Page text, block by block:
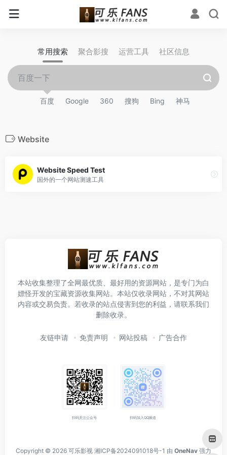
常用搜索 聚合影搜 运营工具 社区信息
百度 Google 360 搜狗 Bing 神马
Website
Website Speed Test
国外的一个网站测速工具
本站收集整理了全网最优质、最好用的资源网站，是专门为白
嫖怪开发的宝藏资源收集网站。本站仅收录网站，不对其网站
内容或交易负责。若收录的站点侵害到您的利益，请联系我们
删除收录。
友链申请 免责声明 网站投稿 广告合作
扫码关注公众号 扫码加入QQ频道
Copyright © 2026 可乐影视 湘ICP备2024091018号-1 由 OneNav 强力